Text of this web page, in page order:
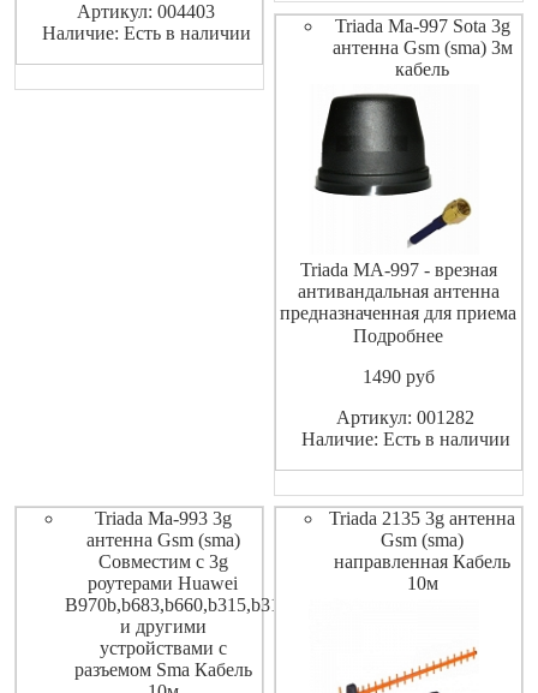
800/900/
1800/2100/2400/2600/4800
Артикул: 004403
Наличие: Есть в наличии
Triada Ma-997 Sota 3g
антенна Gsm (sma) 3м
кабель
Triada MA-997 - врезная
антивандальная антенна
предназначенная для приема
и передачи сигналов в трех
усилением 5 дБ), GSM 1800
Длина кабеля: 3 м Triada MA-
997 SOTA 3g антенна GSM
Подробнее
1490pуб
Артикул: 001282
Наличие: Есть в наличии
Triada Ma-993 3g
антенна Gsm (sma)
Совместим с 3g
роутерами Huawei
B970b,b683,b660,b315,b310,b525
и другими
устройствами с
разъемом Sma Кабель
Triada 2135 3g антенна
Gsm (sma)
направленная Кабель
10м